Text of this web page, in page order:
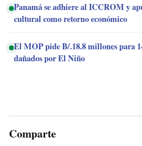
Panamá se adhiere al ICCROM y
cultural como retorno económico
El MOP pide B/.18.8 millones para
dañados por El Niño
Comparte